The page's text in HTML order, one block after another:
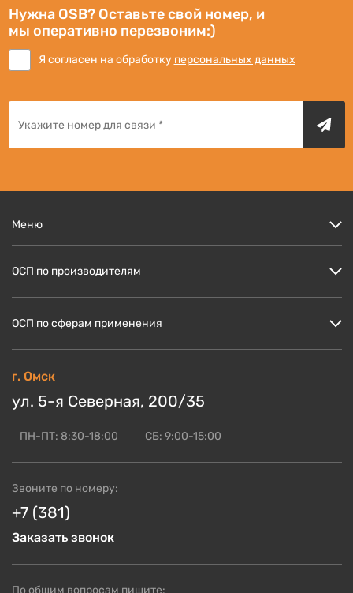
Нужна OSB? Оставьте свой номер, и
мы оперативно перезвоним:)
Я согласен на обработку персональных данных
Звоните по номеру:
+7 (381)
Заказать звонок
По общим вопросам пишите:
г. Омск
ул. 5-я Северная, 200/35
ПН-ПТ: 8:30-18:00 СБ: 9:00-15:00
Меню
Доставка и оплата
ОСБ оптом
Контакты
ОСП по производителям
ОСП Ультралам
ОСП Калевала
Смотреть ещё
ОСП по сферам применения
ОСП для стен
ОСП для кровли
ОСП для СИП панелей
Смотреть ещё